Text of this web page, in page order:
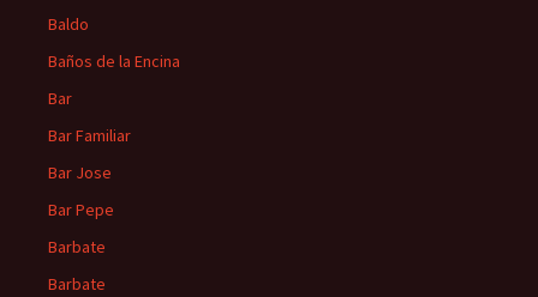
Baldo
Baños de la Encina
Bar
Bar Familiar
Bar Jose
Bar Pepe
Barbate
Barbate